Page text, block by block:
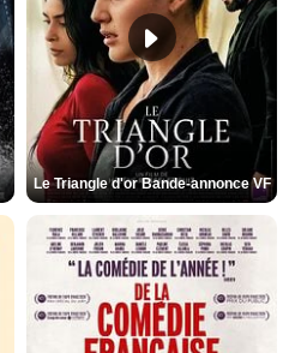
Le Triangle d'or Bande-annonce VF